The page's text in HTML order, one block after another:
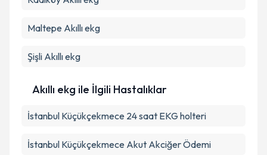
Maltepe Akıllı ekg
Şişli Akıllı ekg
Akıllı ekg ile İlgili Hastalıklar
İstanbul Küçükçekmece 24 saat EKG holteri
İstanbul Küçükçekmece Akut Akciğer Ödemi